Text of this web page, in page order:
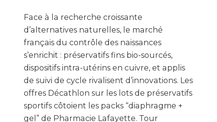
Face à la recherche croissante
d’alternatives naturelles, le marché
français du contrôle des naissances
s’enrichit : préservatifs fins bio-sourcés,
dispositifs intra-utérins en cuivre, et applis
de suivi de cycle rivalisent d’innovations. Les
offres Décathlon sur les lots de préservatifs
sportifs côtoient les packs “diaphragme +
gel” de Pharmacie Lafayette. Tour